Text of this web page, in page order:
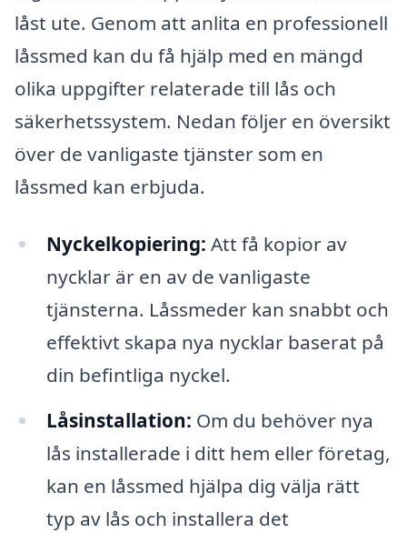
låst ute. Genom att anlita en professionell
låssmed kan du få hjälp med en mängd
olika uppgifter relaterade till lås och
säkerhetssystem. Nedan följer en översikt
över de vanligaste tjänster som en
låssmed kan erbjuda.
Nyckelkopiering: Att få kopior av
nycklar är en av de vanligaste
tjänsterna. Låssmeder kan snabbt och
effektivt skapa nya nycklar baserat på
din befintliga nyckel.
Låsinstallation: Om du behöver nya
lås installerade i ditt hem eller företag,
kan en låssmed hjälpa dig välja rätt
typ av lås och installera det